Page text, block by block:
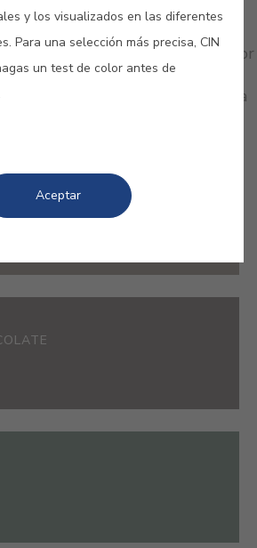
misteriosos… Apuesta por
colores oscuros y consigue
memorables que no dejarán a
y los visualizados en las diferentes
Para una selección más precisa, CIN
un test de color antes de
Aceptar